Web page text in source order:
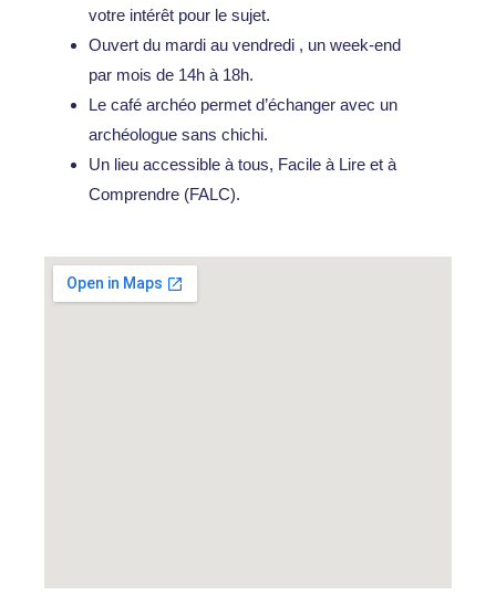
votre intérêt pour le sujet.
Ouvert du mardi au vendredi , un week-end
par mois de 14h à 18h.
Le café archéo permet d’échanger avec un
archéologue sans chichi.
Un lieu accessible à tous, Facile à Lire et à
Comprendre (FALC).